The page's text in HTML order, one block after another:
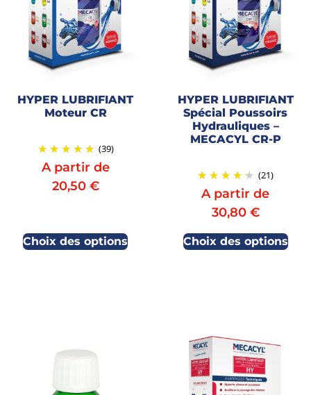
HYPER LUBRIFIANT
Moteur CR
(39)
A partir de
20,50 €
Choix des options
HYPER LUBRIFIANT
Spécial Poussoirs
Hydrauliques –
MECACYL CR-P
(21)
A partir de
30,80 €
Choix des options